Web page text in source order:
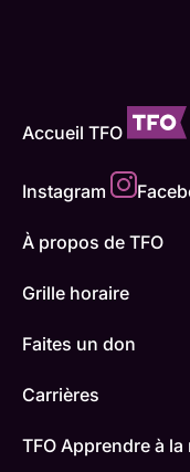
Accueil TFO
Instagram
À propos de TFO
Grille horaire
Faites un don
Carrières
TFO Apprendre à la